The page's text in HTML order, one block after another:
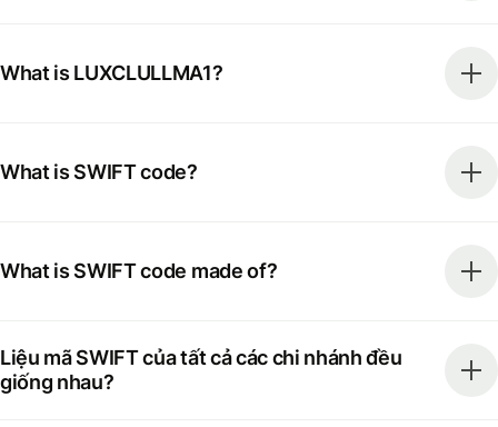
What is LUXCLULLMA1?
What is SWIFT code?
What is SWIFT code made of?
Liệu mã SWIFT của tất cả các chi nhánh đều
giống nhau?